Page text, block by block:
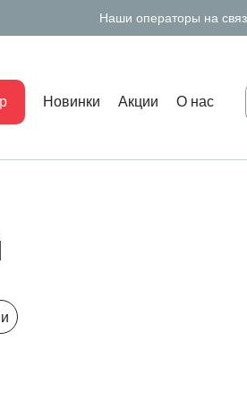
Наши операторы на
Новинки Акции О нас
19